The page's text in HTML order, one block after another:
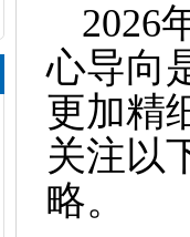
2026
心导向
更加精
关注以
略。